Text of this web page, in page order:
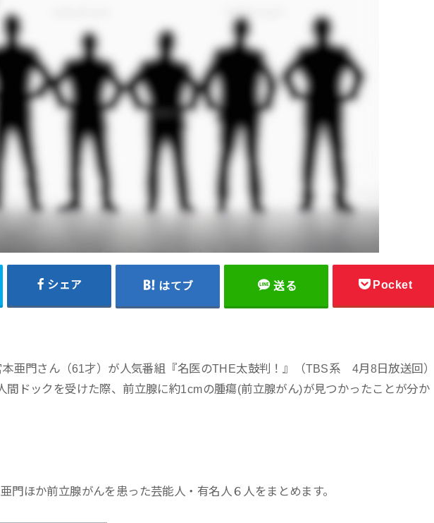
シェア はてブ 送る Pocket
亜門さん（61才）が人気番組『名医のTHE太鼓判！』（TBS系 4月8日放送回）
間ドックを受けた際、前立腺に約1cmの腫瘍(前立腺がん)が見つかったことが分か
門ほか前立腺がんを患った芸能人・有名人６人をまとめます。